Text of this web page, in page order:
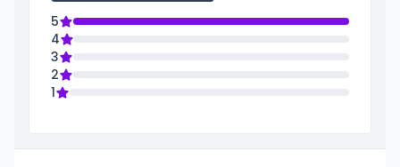
5
4
3
2
1